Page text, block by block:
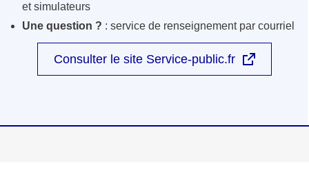
et simulateurs
Une question ? : service de renseignement par courriel
Consulter le site Service-public.fr